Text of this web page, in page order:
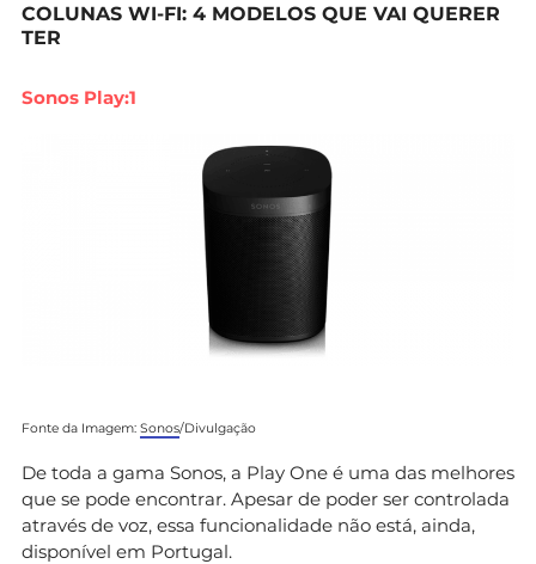
COLUNAS WI-FI: 4 MODELOS QUE VAI QUERER
TER
Sonos Play:1
Fonte da Imagem: Sonos/Divulgação
De toda a gama Sonos, a Play One é uma das melhores
que se pode encontrar. Apesar de poder ser controlada
através de voz, essa funcionalidade não está, ainda,
disponível em Portugal.